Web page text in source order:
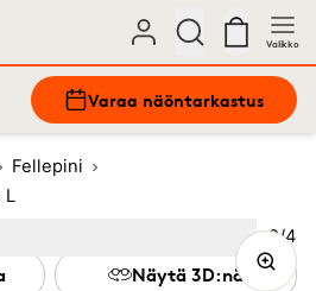
Valikko
Varaa näöntarkastus
Fellepini
L
Näytä 3D:nä
Kuva
2/4
Image 4